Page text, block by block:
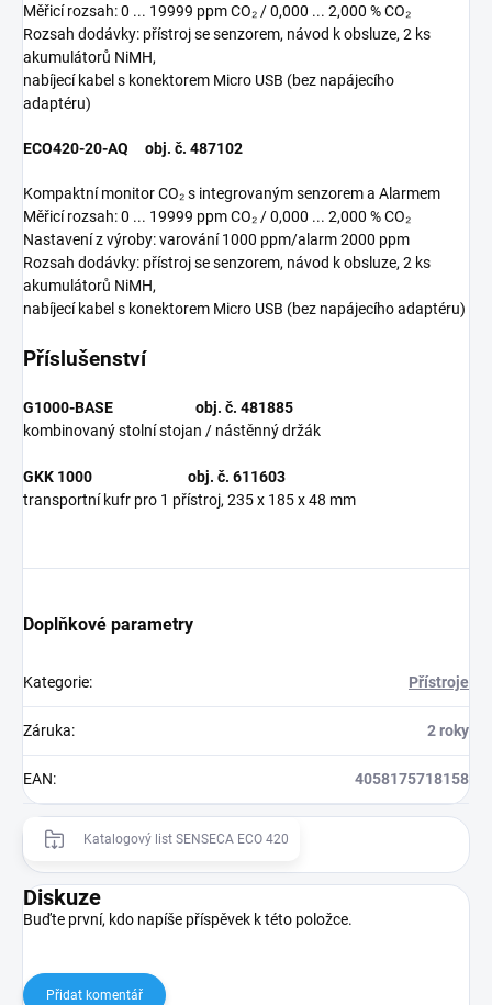
Měřicí rozsah: 0 ... 19999 ppm CO₂ / 0,000 ... 2,000 % CO₂
Rozsah dodávky: přístroj se senzorem, návod k obsluze, 2 ks
akumulátorů NiMH,
nabíjecí kabel s konektorem Micro USB (bez napájecího
adaptéru)
ECO420-20-AQ obj. č. 487102
Kompaktní monitor CO₂ s integrovaným senzorem a Alarmem
Měřicí rozsah: 0 ... 19999 ppm CO₂ / 0,000 ... 2,000 % CO₂
Nastavení z výroby: varování 1000 ppm/alarm 2000 ppm
Rozsah dodávky: přístroj se senzorem, návod k obsluze, 2 ks
akumulátorů NiMH,
nabíjecí kabel s konektorem Micro USB (bez napájecího adaptéru)
Příslušenství
G1000-BASE obj. č. 481885
kombinovaný stolní stojan / nástěnný držák
GKK 1000 obj. č. 611603
transportní kufr pro 1 přístroj, 235 x 185 x 48 mm
Doplňkové parametry
Kategorie: Přístroje
Záruka: 2 roky
EAN: 4058175718158
Katalogový list SENSECA ECO 420
Diskuze
Buďte první, kdo napíše příspěvek k této položce.
Přidat komentář